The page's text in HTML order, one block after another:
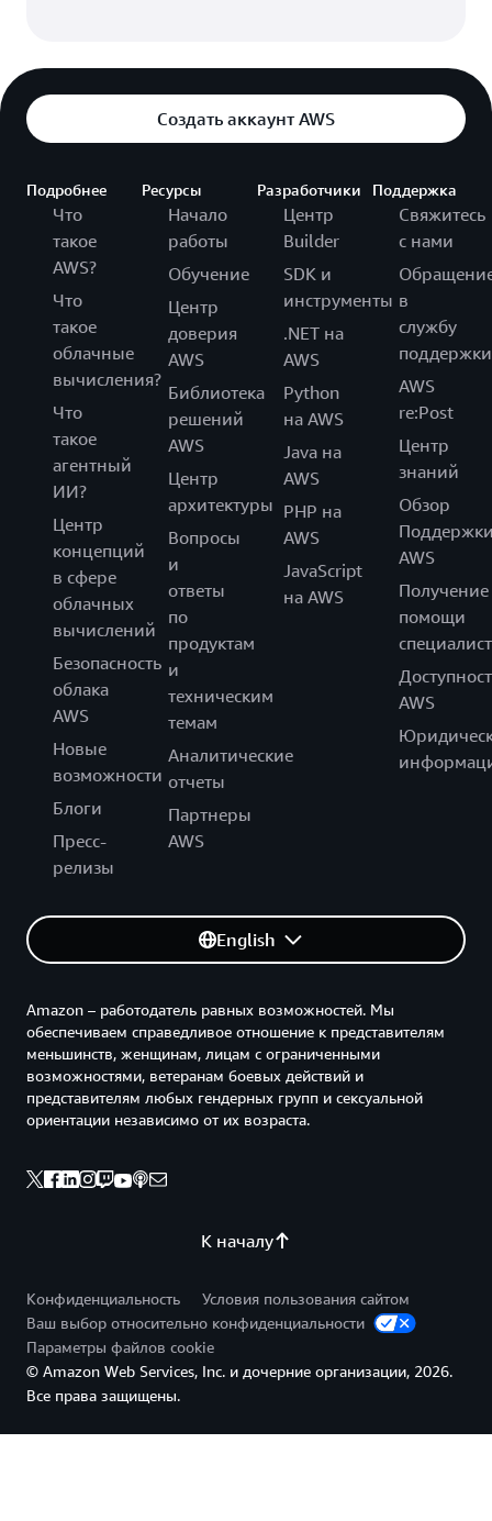
Создать аккаунт AWS
Подробнее
Что
такое
AWS?
Что
такое
облачные
вычисления?
Что
такое
агентный
ИИ?
Центр
концепций
в сфере
облачных
вычислений
Безопасность
облака
AWS
Новые
возможности
Блоги
Пресс-
релизы
Ресурсы
Начало
работы
Обучение
Центр
доверия
AWS
Библиотека
решений
AWS
Центр
архитектуры
Вопросы
и
ответы
по
продуктам
и
техническим
темам
Аналитические
отчеты
Партнеры
AWS
Разработчики
Центр
Builder
SDK и
инструменты
.NET на
AWS
Python
на AWS
Java на
AWS
PHP на
AWS
JavaScript
на AWS
Поддержка
Свяжитесь
с нами
в
службу
поддержки
AWS
re:Post
Центр
знаний
Обзор
AWS
Получение
помощи
AWS
English
К началу
Amazon – работодатель равных возможностей. Мы
обеспечиваем справедливое отношение к представителям
меньшинств, женщинам, лицам с ограниченными
возможностями, ветеранам боевых действий и
представителям любых гендерных групп и сексуальной
ориентации независимо от их возраста.
Конфиденциальность
Условия пользования сайтом
Ваш выбор относительно конфиденциальности
Параметры файлов cookie
© Amazon Web Services, Inc. и дочерние организации, 2026.
Все права защищены.